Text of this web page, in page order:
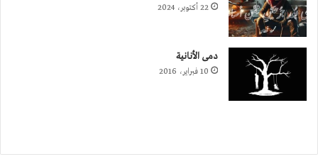
22 أكتوبر، 2024
دمى الأنانية
10 فبراير، 2016